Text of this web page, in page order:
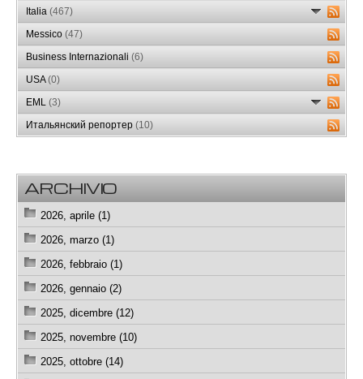
Italia (467)
Messico (47)
Business Internazionali (6)
USA(0)
EML (3)
Итальянский репортер (10)
ARCHIVIO
2026, aprile (1)
2026, marzo (1)
2026, febbraio (1)
2026, gennaio (2)
2025, dicembre (12)
2025, novembre (10)
2025, ottobre (14)